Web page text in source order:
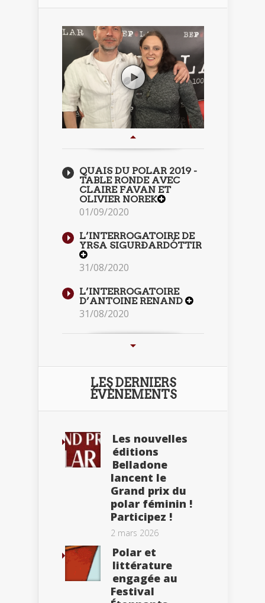
QUAIS DU POLAR 2019 -
TABLE RONDE AVEC
CLAIRE FAVAN ET
OLIVIER NOREK
01/09/2020
L’INTERROGATOIRE DE
YRSA SIGURÐARDÓTTIR
31/08/2020
L’INTERROGATOIRE
D’ANTOINE RENAND
31/08/2020
LES DERNIERS
ÉVÈNEMENTS
Les nouvelles
éditions
Belladone
lancent le
Grand prix du
polar féminin !
Participez !
2 mars 2026
Polar et
littérature
engagée au
Festival